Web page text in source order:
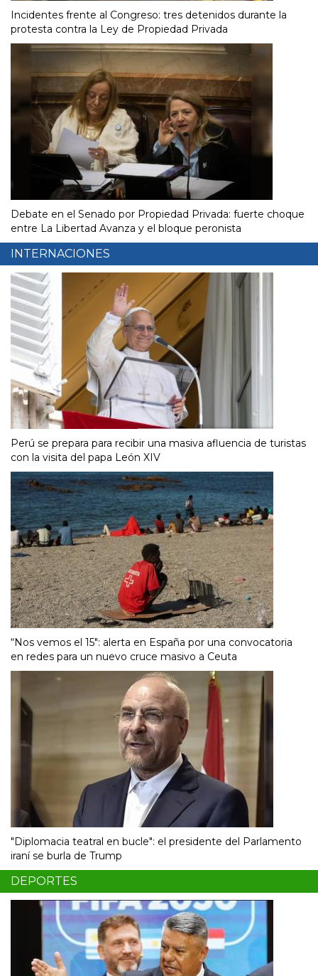
Incidentes frente al Congreso: tres detenidos durante la
protesta contra la Ley de Propiedad Privada
Debate en el Senado por Propiedad Privada: fuerte choque
entre La Libertad Avanza y el bloque peronista
INTERNACIONES
Perú se prepara para recibir una masiva afluencia de turistas
con la visita del papa León XIV
“Nos vemos el 15″: alerta en España por una convocatoria
en redes para un nuevo cruce masivo a Ceuta
"Diplomacia teatral en bucle": el presidente del Parlamento
iraní se burla de Trump
DEPORTES